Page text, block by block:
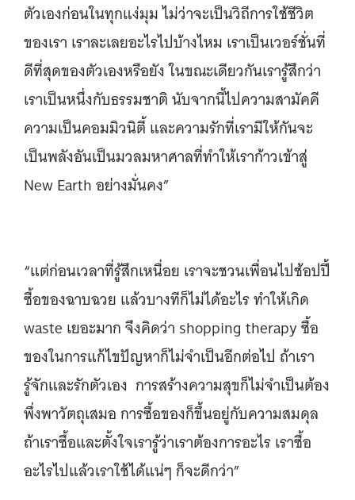
ตัวเองก่อนในทุกแง่มุม ไม่ว่าจะเป็นวิถีการใช้ชีวิต
ของเรา เราละเลยอะไรไปบ้างไหม เราเป็นเวอร์ชั่นที่
ดีที่สุดของตัวเองหรือยัง ในขณะเดียวกันเรารู้สึกว่า
เราเป็นหนึ่งกับธรรมชาติ นับจากนี้ไปความสามัคคี
ความเป็นคอมมิวนิตี้ และความรักที่เรามีให้กันจะ
เป็นพลังอันเป็นมวลมหาศาลที่ทำให้เราก้าวเข้าสู่
New Earth อย่างมั่นคง”
“แต่ก่อนเวลาที่รู้สึกเหนื่อย เราจะชวนเพื่อนไปช้อปปี้
ซื้อของฉาบฉวย แล้วบางทีก็ไม่ได้อะไร ทำให้เกิด
waste เยอะมาก จึงคิดว่า shopping therapy ซื้อ
ของในการแก้ไขปัญหาก็ไม่จำเป็นอีกต่อไป ถ้าเรา
รู้จักและรักตัวเอง การสร้างความสุขก็ไม่จำเป็นต้อง
พึ่งพาวัตถุเสมอ การซื้อของก็ขึ้นอยู่กับความสมดุล
ถ้าเราซื้อและตั้งใจเรารู้ว่าเราต้องการอะไร เราซื้อ
อะไรไปแล้วเราใช้ได้แน่ๆ ก็จะดีกว่า”